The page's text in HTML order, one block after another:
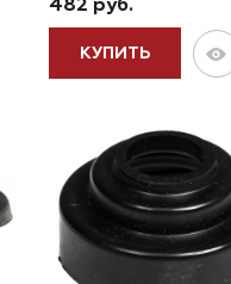
482 руб.
КУПИТЬ